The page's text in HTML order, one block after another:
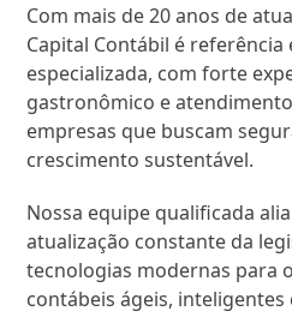
Com mais de 20 anos de
Capital Contábil é
especializada, com forte
gastronômico e
empresas que buscam
crescimento sustentável.
Nossa equipe qualificada
atualização constante da
tecnologias modernas para
contábeis ágeis,